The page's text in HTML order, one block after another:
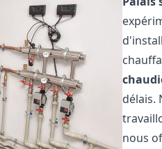
délais.
nous